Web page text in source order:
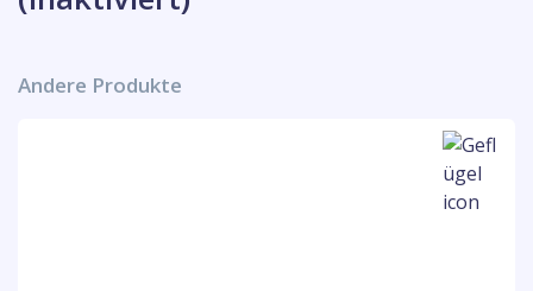
Andere Produkte